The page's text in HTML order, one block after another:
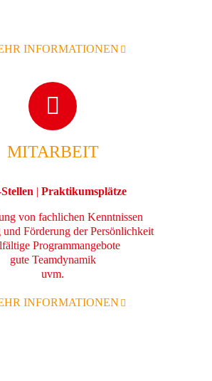
für
INFORMATIONEN
MITARBEIT
| Praktikumsplätze
von fachlichen Kenntnissen
Förderung der Persönlichkeit
Programmangebote
gute Teamdynamik
uvm.
INFORMATIONEN